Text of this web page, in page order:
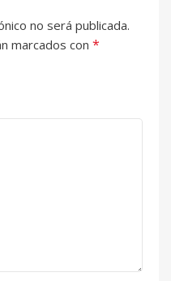
no será publicada.
marcados con *